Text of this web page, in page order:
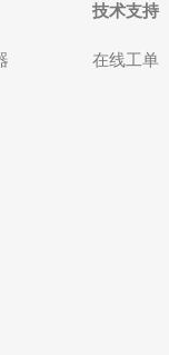
技术支持
在线工单